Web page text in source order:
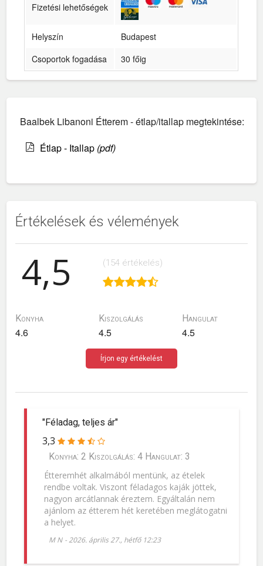
Fizetési lehetőségek
Helyszín
Budapest
Csoportok fogadása
30 főig
Baalbek Libanoni Étterem - étlap/itallap megtekintése:
Étlap - Itallap (pdf)
Értékelések és vélemények
4,5 (154 értékelés)
Konyha
4.6
Kiszolgálás
4.5
Hangulat
4.5
Írjon egy értékelést
"Féladag, teljes ár"
3,3
Konyha: 2 Kiszolgálás: 4 Hangulat: 3
Étteremhét alkalmából mentünk, az ételek
rendbe voltak. Viszont féladagos kaják jöttek,
nagyon arcátlannak éreztem. Egyáltalán nem
ajánlom az étterem hét keretében meglátogatni
a helyet.
M N -2026. április 27., hétfő 12:23